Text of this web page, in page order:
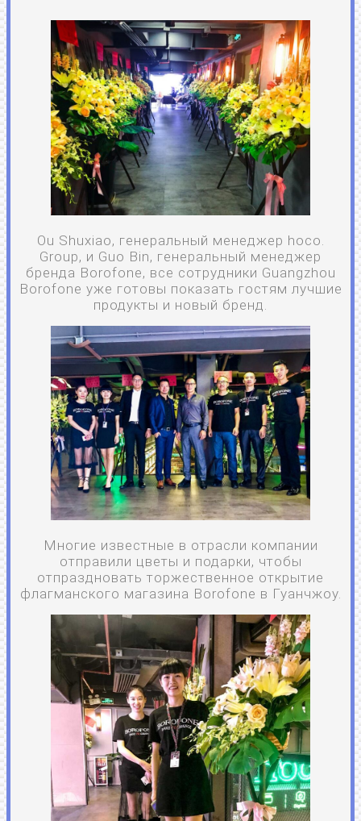
Ou Shuxiao, генеральный менеджер hoco.
Group, и Guo Bin, генеральный менеджер
бренда Borofone, все сотрудники Guangzhou
Borofone уже готовы показать гостям лучшие
продукты и новый бренд.
Многие известные в отрасли компании
отправили цветы и подарки, чтобы
отпраздновать торжественное открытие
флагманского магазина Borofone в Гуанчжоу.